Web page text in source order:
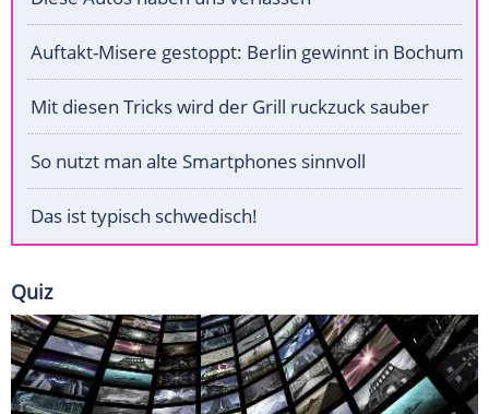
Auftakt-Misere gestoppt: Berlin gewinnt in Bochum
Mit diesen Tricks wird der Grill ruckzuck sauber
So nutzt man alte Smartphones sinnvoll
Das ist typisch schwedisch!
Quiz